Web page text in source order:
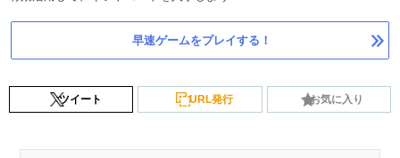
早速ゲームをプレイする！
ツイート URL発行 お気に入り